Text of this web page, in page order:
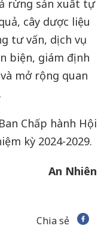
rừng sản xuất tự
cây dược liệu
tư vấn, dịch vụ
biện, giám định
mở rộng quan
Chấp hành Hội
kỳ 2024-2029.
An Nhiên
Chia sẻ